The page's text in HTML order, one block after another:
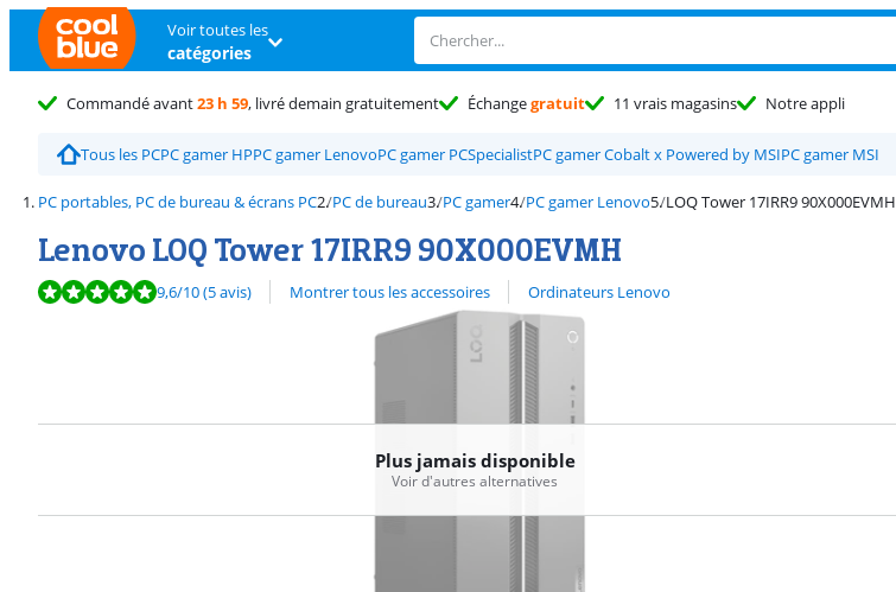
Voir toutes les
catégories
Commandé avant23 h 59, livré demain gratuitement Échangegratuit 11 vrais magasins Notre appli
Tous les PCPC gamer HPPC gamer LenovoPC gamer PCSpecialistPC gamer Cobalt x Powered by MSIPC gamer MSI
PC portables, PC de bureau & écrans PC PC de bureau PC gamer PC gamer Lenovo LOQ Tower 17IRR9 90X000EVMH
Lenovo LOQ Tower 17IRR9 90X000EVMH
La note est de 9,6 sur 10, basée sur 5 avis.
9,6/10(5 avis) Montrer tous les accessoires
Découvrez l'ensemble des Ordinateurs Lenovo
Plus jamais disponible
Voir d'autres alternatives